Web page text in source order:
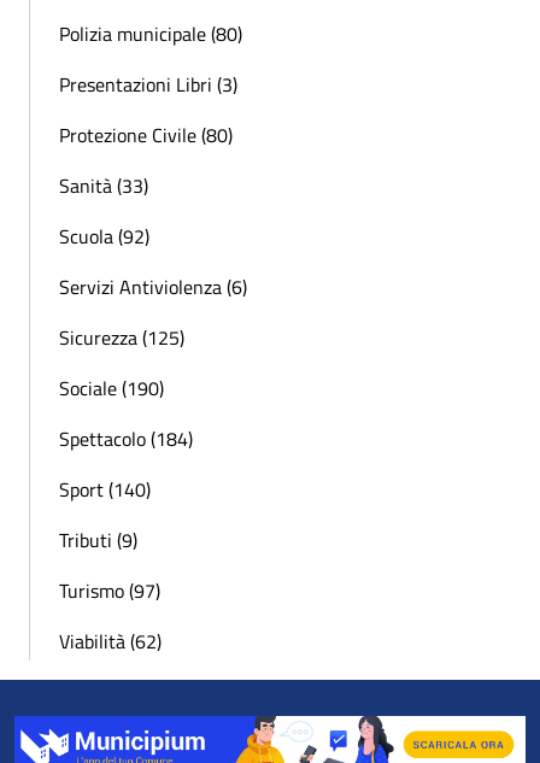
Polizia municipale (80)
Presentazioni Libri (3)
Protezione Civile (80)
Sanità (33)
Scuola (92)
Servizi Antiviolenza (6)
Sicurezza (125)
Sociale (190)
Spettacolo (184)
Sport (140)
Tributi (9)
Turismo (97)
Viabilità (62)